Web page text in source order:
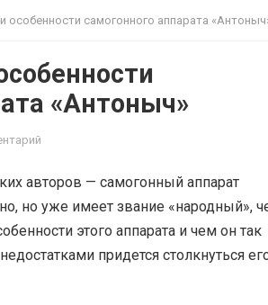
особенности самогонного аппарата
«Антоныч»
авторов — самогонный аппарат
но уже имеет звание «народный»,
этого аппарата и чем он так
придется столкнуться